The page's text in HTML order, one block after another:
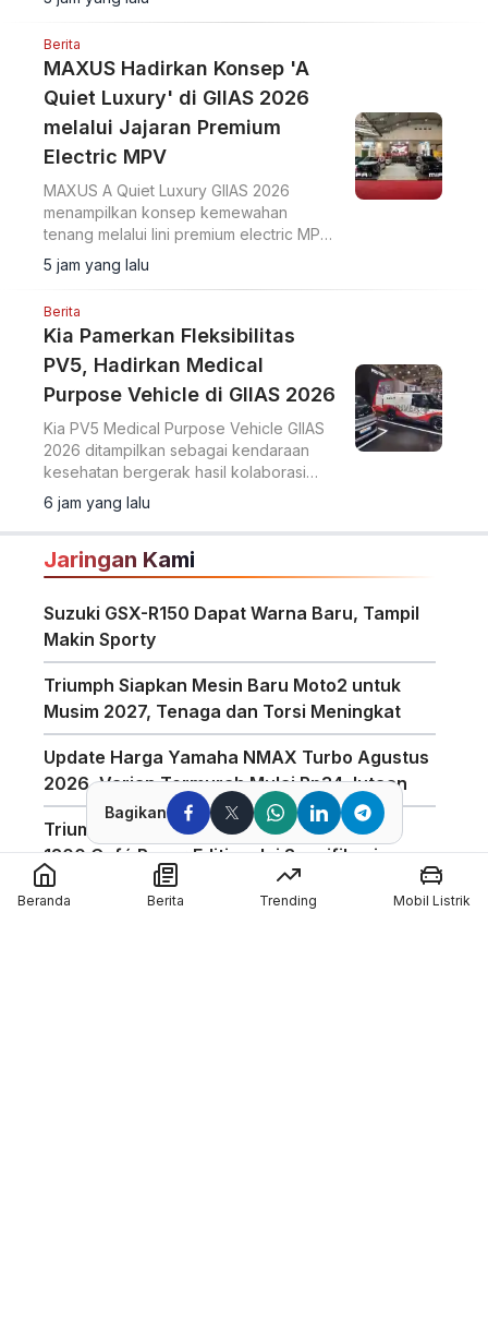
pengemudi.
Berita
MAXUS Hadirkan Konsep 'A
Quiet Luxury' di GIIAS 2026
melalui Jajaran Premium
Electric MPV
MAXUS A Quiet Luxury GIIAS 2026
menampilkan konsep kemewahan
tenang melalui lini premium electric MPV
MIFA 7 dan MIFA 9 di ICE BSD City.
5 jam yang lalu
Berita
Kia Pamerkan Fleksibilitas
PV5, Hadirkan Medical
Purpose Vehicle di GIIAS 2026
Kia PV5 Medical Purpose Vehicle GIIAS
2026 ditampilkan sebagai kendaraan
kesehatan bergerak hasil kolaborasi
dengan Eka Hospital dan mitra lainnya.
6 jam yang lalu
Jaringan Kami
Suzuki GSX-R150 Dapat Warna Baru, Tampil
Makin Sporty
Triumph Siapkan Mesin Baru Moto2 untuk
Musim 2027, Tenaga dan Torsi Meningkat
Update Harga Yamaha NMAX Turbo Agustus
2026, Varian Termurah Mulai Rp34 Jutaan
Triumph Indonesia Luncurkan Speed Twin
1200 Café Racer Edition, Ini Spesifikasinya
Harga Motor Listrik Polytron di GIIAS 2026
Bagikan
Beranda Berita Trending Mobil Listrik